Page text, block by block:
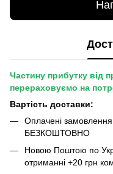
Частину прибутку від
перераховуємо на
Вартість доставки:
Оплачені замовлення
БЕЗКОШТОВНО
Новою Поштою по
отриманні +20 грн